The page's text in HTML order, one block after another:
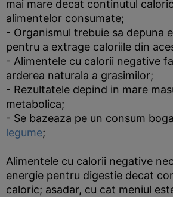
mai mare decat continutul
alimentelor consumate;
- Organismul trebuie sa depuna
pentru a extrage caloriile din
- Alimentele cu calorii negative
arderea naturala a grasimilor;
- Rezultatele depind in mare
metabolica;
- Se bazeaza pe un consum
legume;
Alimentele cu calorii negative
energie pentru digestie decat
caloric; asadar, cu cat meniul